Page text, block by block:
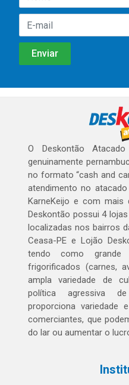
O Deskontão
genuinamente
no formato “cash and
atendimento no
KarneKeijo e com
Deskontão possui 4
localizadas nos bairros
Ceasa-PE e Lojão
tendo como grande
frigorificados (carnes,
ampla variedade de
política agressiva
proporciona variedade
comerciantes, que
do lar ou aumentar o